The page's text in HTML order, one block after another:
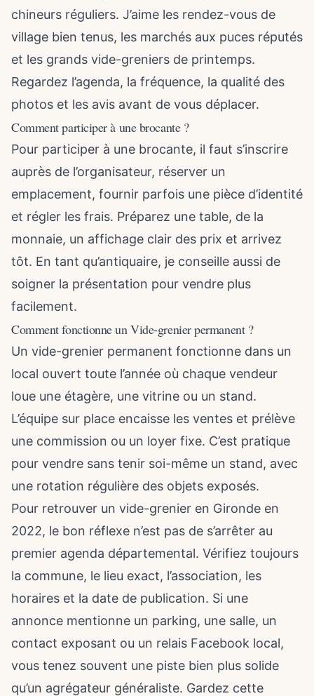
chineurs réguliers. J’aime les rendez-vous de
village bien tenus, les marchés aux puces réputés
et les grands vide-greniers de printemps.
Regardez l’agenda, la fréquence, la qualité des
photos et les avis avant de vous déplacer.
Comment participer à une brocante ?
Pour participer à une brocante, il faut s’inscrire
auprès de l’organisateur, réserver un
emplacement, fournir parfois une pièce d’identité
et régler les frais. Préparez une table, de la
monnaie, un affichage clair des prix et arrivez
tôt. En tant qu’antiquaire, je conseille aussi de
soigner la présentation pour vendre plus
facilement.
Comment fonctionne un Vide-grenier permanent ?
Un vide-grenier permanent fonctionne dans un
local ouvert toute l’année où chaque vendeur
loue une étagère, une vitrine ou un stand.
L’équipe sur place encaisse les ventes et prélève
une commission ou un loyer fixe. C’est pratique
pour vendre sans tenir soi-même un stand, avec
une rotation régulière des objets exposés.
Pour retrouver un vide-grenier en Gironde en
2022, le bon réflexe n’est pas de s’arrêter au
premier agenda départemental. Vérifiez toujours
la commune, le lieu exact, l’association, les
horaires et la date de publication. Si une
annonce mentionne un parking, une salle, un
contact exposant ou un relais Facebook local,
vous tenez souvent une piste bien plus solide
qu’un agrégateur généraliste. Gardez cette